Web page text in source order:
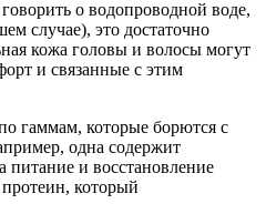
о водопроводной воде,
случае), это достаточно
кожа головы и волосы могут
и связанные с этим
гаммам, которые борются с
одна содержит
питание и восстановление
который